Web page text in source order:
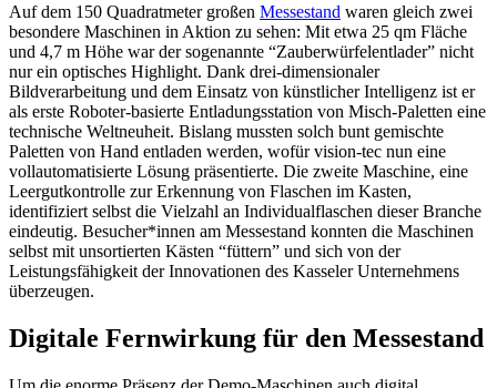
Auf dem 150 Quadratmeter großen Messestand waren gleich zwei
besondere Maschinen in Aktion zu sehen: Mit etwa 25 qm Fläche
und 4,7 m Höhe war der sogenannte “Zauberwürfelentlader” nicht
nur ein optisches Highlight. Dank drei-dimensionaler
Bildverarbeitung und dem Einsatz von künstlicher Intelligenz ist er
als erste Roboter-basierte Entladungsstation von Misch-Paletten eine
technische Weltneuheit. Bislang mussten solch bunt gemischte
Paletten von Hand entladen werden, wofür vision-tec nun eine
vollautomatisierte Lösung präsentierte. Die zweite Maschine, eine
Leergutkontrolle zur Erkennung von Flaschen im Kasten,
identifiziert selbst die Vielzahl an Individualflaschen dieser Branche
eindeutig. Besucher*innen am Messestand konnten die Maschinen
selbst mit unsortierten Kästen “füttern” und sich von der
Leistungsfähigkeit der Innovationen des Kasseler Unternehmens
überzeugen.
Digitale Fernwirkung für den Messestand